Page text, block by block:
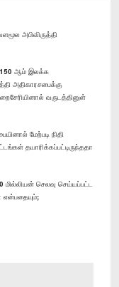
அபிவிருத்தி
150 ஆம் இலக்க
அதிகாரசபைக்கு
வருடத்தினுள்
மேற்படி நிதி
தயாரிக்கப்பட்டிருந்ததா
மில்லியன் செலவு செய்யப்பட்ட
என்பதையும்;